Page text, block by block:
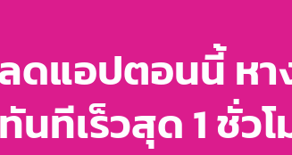
ดแอปตอนนี้ หา
นทีเร็วสุด 1 ชั่ว